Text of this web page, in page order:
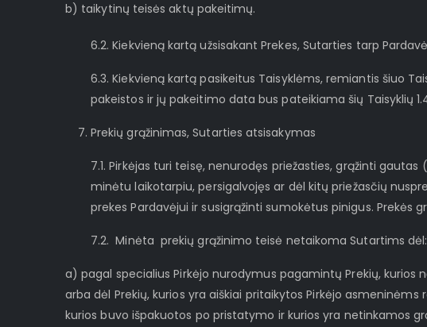
b) taikytinų teisės aktų pakeitimų.
6.2. Kiekvieną kartą užsisakant Prekes, Sutarties tarp
6.3. Kiekvieną kartą pasikeitus Taisyklėms, remiantis šiuo
pakeistos ir jų pakeitimo data bus pateikiama šių Taisyklių
Prekių grąžinimas, Sutarties atsisakymas
7.1. Pirkėjas turi teisę, nenurodęs priežasties, grąžinti
minėtu laikotarpiu, persigalvojęs ar dėl kitų priežasčių
prekes Pardavėjui ir susigrąžinti sumokėtus pinigus. Prekės
7.2. Minėta prekių grąžinimo teisė netaikoma Sutartims dėl:
a) pagal specialius Pirkėjo nurodymus pagamintų Prekių,
arba dėl Prekių, kurios yra aiškiai pritaikytos Pirkėjo
kurios buvo išpakuotos po pristatymo ir kurios yra netinkamos